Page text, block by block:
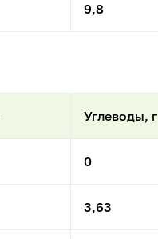
9,8
Углеводы, г
0
3,63